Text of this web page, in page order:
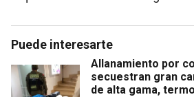
Puede interesarte
Allanamiento por
secuestran gran
de alta gama,